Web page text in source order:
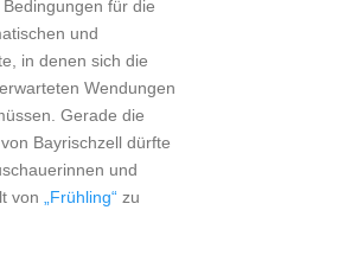
für die
und
in denen sich die
Wendungen
Gerade die
Bayrischzell dürfte
und
von „Frühling“zu